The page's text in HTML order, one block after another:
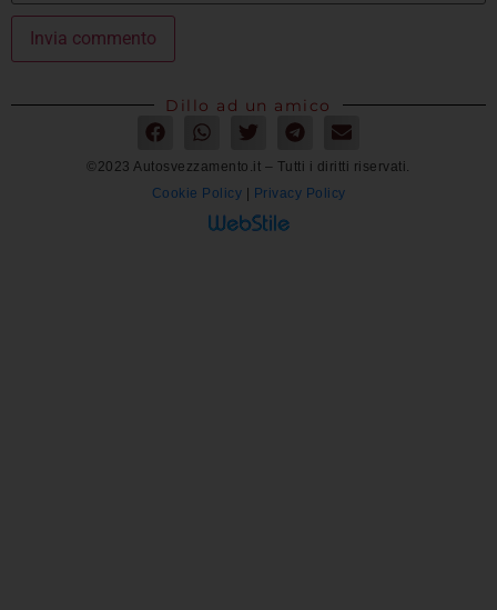
Dillo ad un amico
©2023 Autosvezzamento.it – Tutti i diritti riservati.
Cookie Policy
Privacy Policy